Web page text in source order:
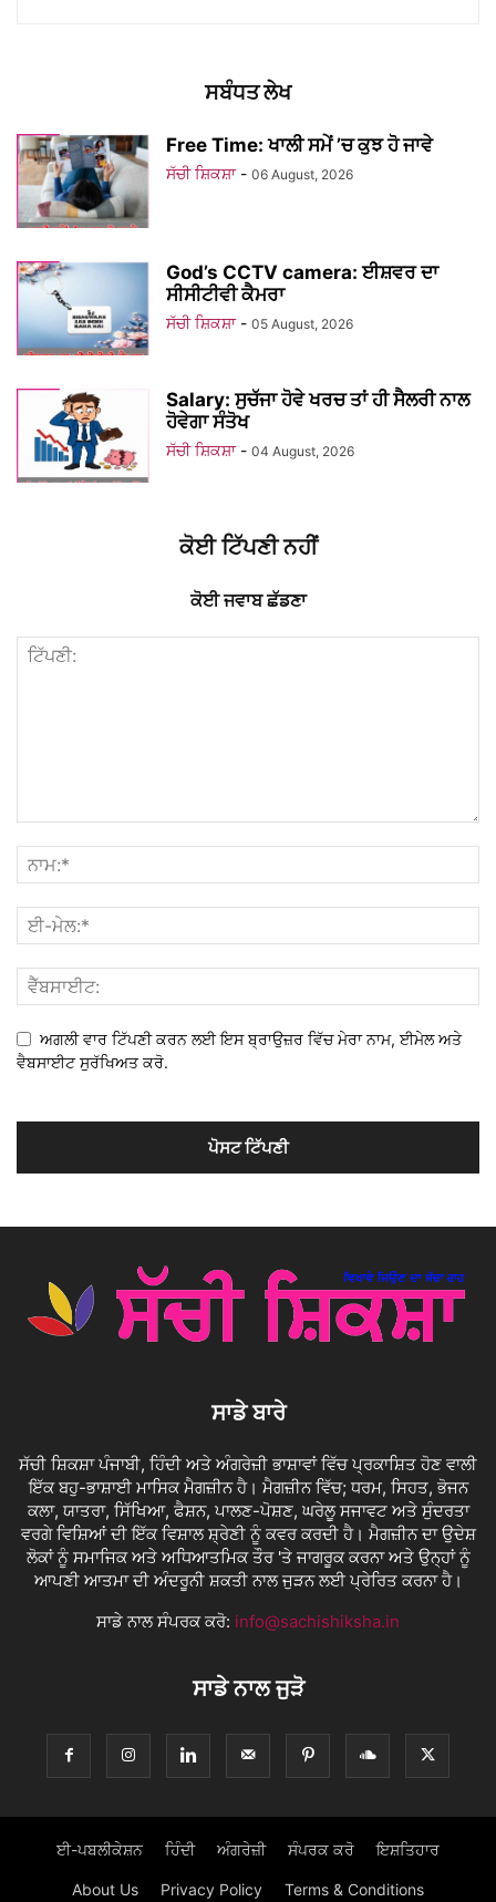
ਸਬੰਧਤ ਲੇਖ
Free Time: ਖਾਲੀ ਸਮੇਂ ’ਚ ਕੁਝ ਹੋ ਜਾਵੇ
ਸੱਚੀ ਸ਼ਿਕਸ਼ਾ - 06 August, 2026
God’s CCTV camera: ਈਸ਼ਵਰ ਦਾ
ਸੀਸੀਟੀਵੀ ਕੈਮਰਾ
ਸੱਚੀ ਸ਼ਿਕਸ਼ਾ - 05 August, 2026
Salary: ਸੁਚੱਜਾ ਹੋਵੇ ਖਰਚ ਤਾਂ ਹੀ ਸੈਲਰੀ ਨਾਲ
ਹੋਵੇਗਾ ਸੰਤੋਖ
ਸੱਚੀ ਸ਼ਿਕਸ਼ਾ - 04 August, 2026
ਕੋਈ ਟਿੱਪਣੀ ਨਹੀਂ
ਕੋਈ ਜਵਾਬ ਛੱਡਣਾ
ਅਗਲੀ ਵਾਰ ਟਿੱਪਣੀ ਕਰਨ ਲਈ ਇਸ ਬ੍ਰਾਉਜ਼ਰ ਵਿੱਚ ਮੇਰਾ ਨਾਮ, ਈਮੇਲ ਅਤੇ
ਵੈਬਸਾਈਟ ਸੁਰੱਖਿਅਤ ਕਰੋ.
ਸਾਡੇ ਬਾਰੇ
ਸੱਚੀ ਸ਼ਿਕਸ਼ਾ ਪੰਜਾਬੀ, ਹਿੰਦੀ ਅਤੇ ਅੰਗਰੇਜ਼ੀ ਭਾਸ਼ਾਵਾਂ ਵਿੱਚ ਪ੍ਰਕਾਸ਼ਿਤ ਹੋਣ ਵਾਲੀ
ਇੱਕ ਬਹੁ-ਭਾਸ਼ਾਈ ਮਾਸਿਕ ਮੈਗਜ਼ੀਨ ਹੈ। ਮੈਗਜ਼ੀਨ ਵਿੱਚ; ਧਰਮ, ਸਿਹਤ, ਭੋਜਨ
ਕਲਾ, ਯਾਤਰਾ, ਸਿੱਖਿਆ, ਫੈਸ਼ਨ, ਪਾਲਣ-ਪੋਸ਼ਣ, ਘਰੇਲੂ ਸਜਾਵਟ ਅਤੇ ਸੁੰਦਰਤਾ
ਵਰਗੇ ਵਿਸ਼ਿਆਂ ਦੀ ਇੱਕ ਵਿਸ਼ਾਲ ਸ਼੍ਰੇਣੀ ਨੂੰ ਕਵਰ ਕਰਦੀ ਹੈ। ਮੈਗਜ਼ੀਨ ਦਾ ਉਦੇਸ਼
ਲੋਕਾਂ ਨੂੰ ਸਮਾਜਿਕ ਅਤੇ ਅਧਿਆਤਮਿਕ ਤੌਰ 'ਤੇ ਜਾਗਰੂਕ ਕਰਨਾ ਅਤੇ ਉਨ੍ਹਾਂ ਨੂੰ
ਆਪਣੀ ਆਤਮਾ ਦੀ ਅੰਦਰੂਨੀ ਸ਼ਕਤੀ ਨਾਲ ਜੁੜਨ ਲਈ ਪ੍ਰੇਰਿਤ ਕਰਨਾ ਹੈ।
ਸਾਡੇ ਨਾਲ ਸੰਪਰਕ ਕਰੋ: info@sachishiksha.in
ਸਾਡੇ ਨਾਲ ਜੁੜੋ
ਈ-ਪਬਲੀਕੇਸ਼ਨ ਹਿੰਦੀ ਅੰਗਰੇਜ਼ੀ ਸੰਪਰਕ ਕਰੋ ਇਸ਼ਤਿਹਾਰ
About Us Privacy Policy Terms & Conditions